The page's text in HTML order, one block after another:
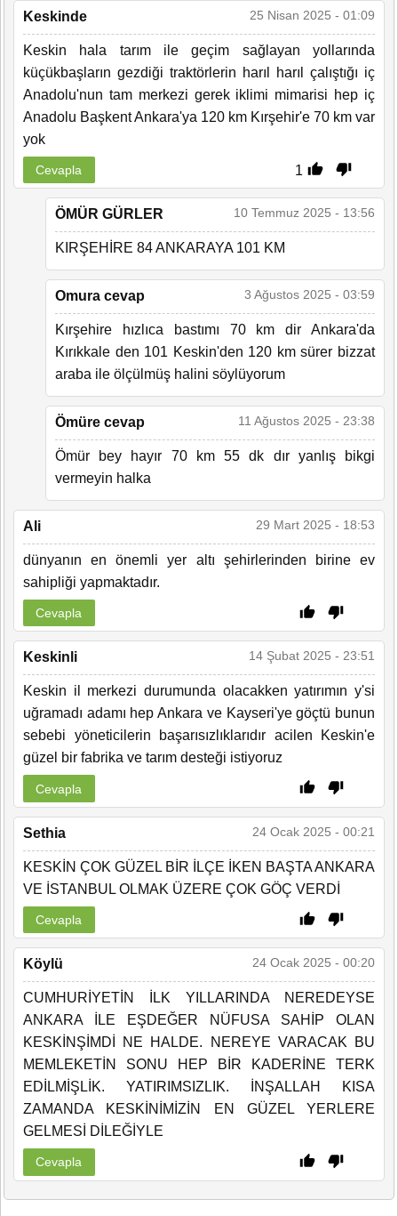
Keskinde 25 Nisan 2025 - 01:09
Keskin hala tarım ile geçim sağlayan yollarında
küçükbaşların gezdiği traktörlerin harıl harıl çalıştığı iç
Anadolu'nun tam merkezi gerek iklimi mimarisi hep iç
Anadolu Başkent Ankara'ya 120 km Kırşehir'e 70 km var
yok
1
Cevapla
ÖMÜR GÜRLER 10 Temmuz 2025 - 13:56
KIRŞEHİRE 84 ANKARAYA 101 KM
Omura cevap 3 Ağustos 2025 - 03:59
Kırşehire hızlıca bastımı 70 km dir Ankara'da
Kırıkkale den 101 Keskin'den 120 km sürer bizzat
araba ile ölçülmüş halini söylüyorum
Ömüre cevap 11 Ağustos 2025 - 23:38
Ömür bey hayır 70 km 55 dk dır yanlış bikgi
vermeyin halka
Ali 29 Mart 2025 - 18:53
dünyanın en önemli yer altı şehirlerinden birine ev
sahipliği yapmaktadır.
Cevapla
Keskinli 14 Şubat 2025 - 23:51
Keskin il merkezi durumunda olacakken yatırımın y'si
uğramadı adamı hep Ankara ve Kayseri'ye göçtü bunun
sebebi yöneticilerin başarısızlıklarıdır acilen Keskin'e
güzel bir fabrika ve tarım desteği istiyoruz
Cevapla
Sethia 24 Ocak 2025 - 00:21
KESKİN ÇOK GÜZEL BİR İLÇE İKEN BAŞTA ANKARA
VE İSTANBUL OLMAK ÜZERE ÇOK GÖÇ VERDİ
Cevapla
Köylü 24 Ocak 2025 - 00:20
CUMHURİYETİN İLK YILLARINDA NEREDEYSE
ANKARA İLE EŞDEĞER NÜFUSA SAHİP OLAN
KESKİNŞİMDİ NE HALDE. NEREYE VARACAK BU
MEMLEKETİN SONU HEP BİR KADERİNE TERK
EDİLMİŞLİK. YATIRIMSIZLIK. İNŞALLAH KISA
ZAMANDA KESKİNİMİZİN EN GÜZEL YERLERE
GELMESİ DİLEĞİYLE
Cevapla